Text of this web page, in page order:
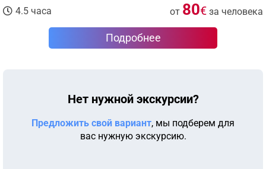
4.5 часа от 80€ за человека
Подробнее
Нет нужной экскурсии?
Предложить свой вариант, мы подберем для
вас нужную экскурсию.